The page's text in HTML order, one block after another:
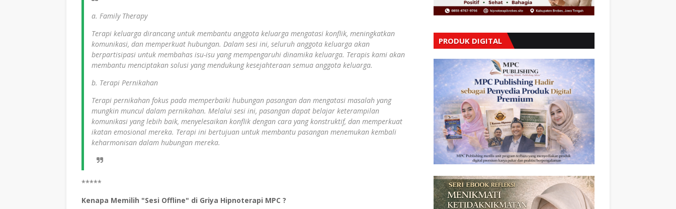
a. Family Therapy
Terapi keluarga dirancang untuk membantu anggota keluarga mengatasi konflik, meningkatkan
komunikasi, dan memperkuat hubungan. Dalam sesi ini, seluruh anggota keluarga akan
berpartisipasi untuk membahas isu-isu yang mempengaruhi dinamika keluarga. Terapis kami akan
membantu menciptakan solusi yang mendukung kesejahteraan semua anggota keluarga.
b. Terapi Pernikahan
Terapi pernikahan fokus pada memperbaiki hubungan pasangan dan mengatasi masalah yang
mungkin muncul dalam pernikahan. Melalui sesi ini, pasangan dapat belajar keterampilan
komunikasi yang lebih baik, menyelesaikan konflik dengan cara yang konstruktif, dan memperkuat
ikatan emosional mereka. Terapi ini bertujuan untuk membantu pasangan menemukan kembali
keharmonisan dalam hubungan mereka.
*****
Kenapa Memilih "Sesi Offline" di Griya Hipnoterapi MPC ?
PRODUK DIGITAL